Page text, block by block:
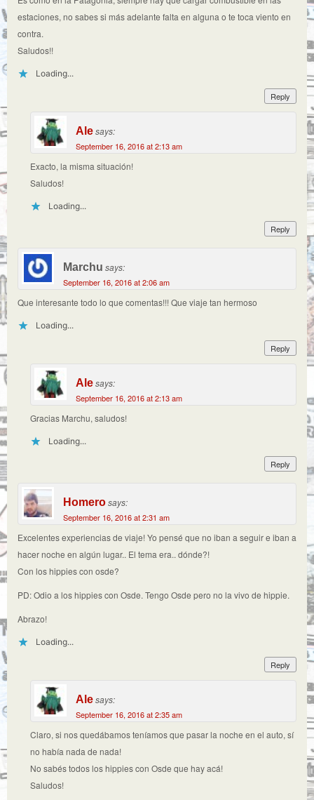
estaciones, no sabes si más adelante falta en alguna o te toca viento en
contra.
Saludos!!
Loading...
Reply
Alesays:
September 16, 2016 at 2:13 am
Exacto, la misma situación!
Saludos!
Loading...
Reply
Marchu says:
September 16, 2016 at 2:06 am
Que interesante todo lo que comentas!!! Que viaje tan hermoso
Loading...
Reply
Alesays:
September 16, 2016 at 2:13 am
Gracias Marchu, saludos!
Loading...
Reply
Homerosays:
September 16, 2016 at 2:31 am
Excelentes experiencias de viaje! Yo pensé que no iban a seguir e iban a
hacer noche en algún lugar.. El tema era.. dónde?!
Con los hippies con osde?
PD: Odio a los hippies con Osde. Tengo Osde pero no la vivo de hippie.
Abrazo!
Loading...
Reply
Alesays:
September 16, 2016 at 2:35 am
Claro, si nos quedábamos teníamos que pasar la noche en el auto, sí
no había nada de nada!
No sabés todos los hippies con Osde que hay acá!
Saludos!